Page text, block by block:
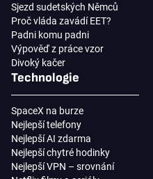
Sjezd sudetských Němců
Proč vláda zavádí EET?
Padni komu padni
Výpověď z práce vzor
Divoký kačer
Technologie
SpaceX na burze
Nejlepší telefony
Nejlepší AI zdarma
Nejlepší chytré hodinky
Nejlepší VPN – srovnání